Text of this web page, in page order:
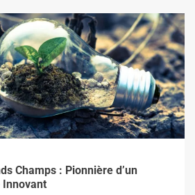
Champs : Pionnière d’un
Innovant